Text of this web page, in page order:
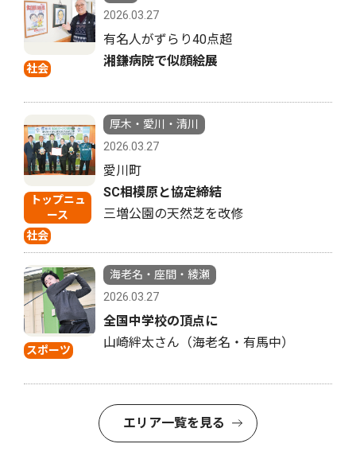
社会
2026.03.27
有名人がずらり40点超
湘鎌病院で似顔絵展
トップニュ
ース
社会
厚木・愛川・清川
2026.03.27
愛川町
SC相模原と協定締結
三増公園の天然芝を改修
スポーツ
海老名・座間・綾瀬
2026.03.27
全国中学校の頂点に
山崎絆太さん（海老名・有馬中）
エリア一覧を見る